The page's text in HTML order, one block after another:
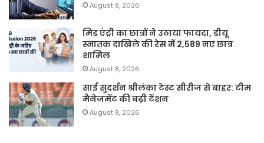
August 8, 2026
मिड एंट्री का छात्रों ने उठाया फायदा, डीयू
स्नातक दाखिले की रेस में 2,589 नए छात्र
शामिल
August 8, 2026
साई सुदर्शन श्रीलंका टेस्ट सीरीज से बाहर: टीम
मैनेजमेंट की बढ़ी टेंशन
August 8, 2026